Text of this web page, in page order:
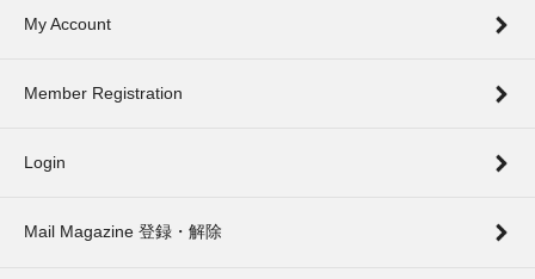
My Account
Member Registration
Login
Mail Magazine 登録・解除